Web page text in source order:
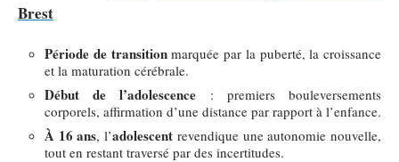
Brest
Période de transitionmarquée par la puberté, la croissance
et la maturation cérébrale.
Début de l’adolescence : premiers bouleversements
corporels, affirmation d’une distance par rapport à l’enfance.
À 16 ans, l’adolescent revendique une autonomie nouvelle,
tout en restant traversé par des incertitudes.